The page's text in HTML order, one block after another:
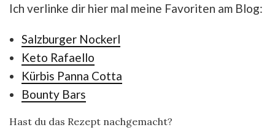
Ich verlinke dir hier mal meine Favoriten am Blog:
Salzburger Nockerl
Keto Rafaello
Kürbis Panna Cotta
Bounty Bars
Hast du das Rezept nachgemacht?